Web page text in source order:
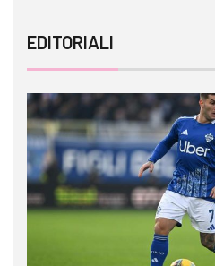
EDITORIALI